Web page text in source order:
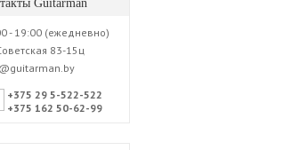
Guitarman
- 19:00 (ежедневно)
83-15ц
+375 29 5-522-522
+375 162 50-62-99